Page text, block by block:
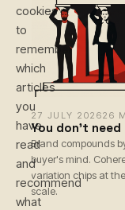
27 JULY 202626
You don't need
Brand compounds
buyer's mind.
variation chips at
scale.
cookies
to
remember
which
articles
you
have
read
and
recommend
what